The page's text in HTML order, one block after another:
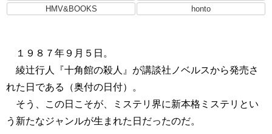
HMV&BOOKS
honto
１９８７年９月５日。
綾辻行人『十角館の殺人』が講談社ノベルスから発売さ
れた日である（奥付の日付）。
そう、この日こそが、ミステリ界に新本格ミステリとい
う新たなジャンルが生まれた日だったのだ。